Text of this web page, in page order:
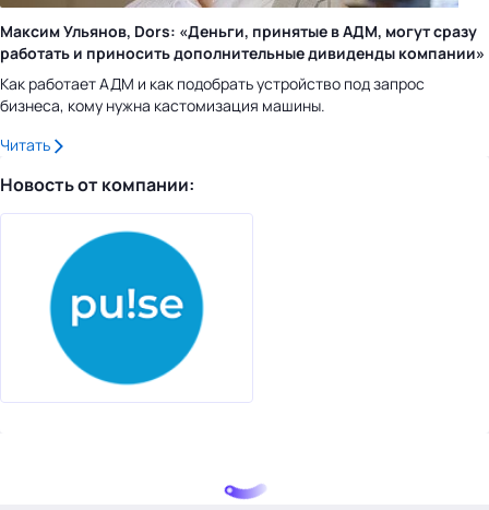
Максим Ульянов, Dors: «Деньги, принятые в АДМ, могут сразу
работать и приносить дополнительные дивиденды компании»
Как работает АДМ и как подобрать устройство под запрос
бизнеса, кому нужна кастомизация машины.
Читать
Новость от компании: